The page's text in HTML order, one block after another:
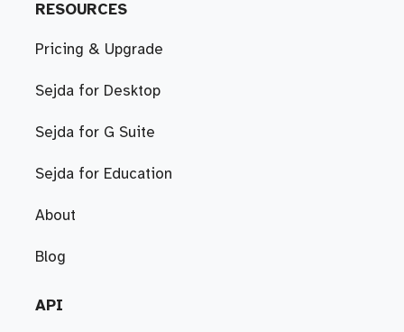
RESOURCES
Pricing & Upgrade
Sejda for Desktop
Sejda for G Suite
Sejda for Education
About
Blog
API